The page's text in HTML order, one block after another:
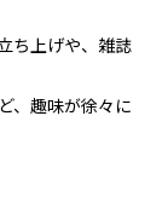
ち上げや、雑誌
、趣味が徐々に